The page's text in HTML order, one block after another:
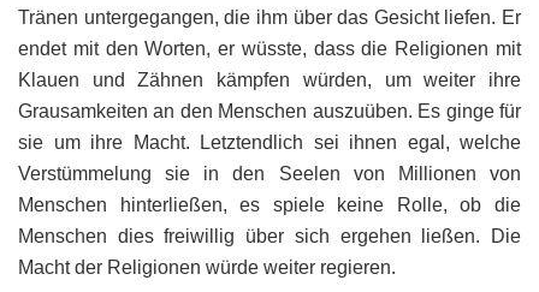
Tränen untergegangen, die ihm über das Gesicht liefen. Er
endet mit den Worten, er wüsste, dass die Religionen mit
Klauen und Zähnen kämpfen würden, um weiter ihre
Grausamkeiten an den Menschen auszuüben. Es ginge für
sie um ihre Macht. Letztendlich sei ihnen egal, welche
Verstümmelung sie in den Seelen von Millionen von
Menschen hinterließen, es spiele keine Rolle, ob die
Menschen dies freiwillig über sich ergehen ließen. Die
Macht der Religionen würde weiter regieren.